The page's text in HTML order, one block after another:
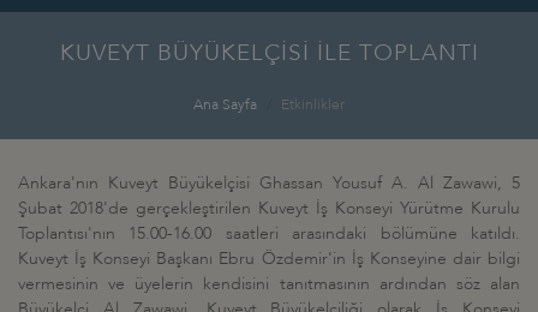
KUVEYT BÜYÜKELÇİSİ İLE TOPLANTI
Ana Sayfa Etkinlikler
Ankara'nın Kuveyt Büyükelçisi Ghassan Yousuf A. Al Zawawi, 5
Şubat 2018'de gerçekleştirilen Kuveyt İş Konseyi Yürütme Kurulu
Toplantısı'nın 15.00-16.00 saatleri arasındaki bölümüne katıldı.
Kuveyt İş Konseyi Başkanı Ebru Özdemir'in İş Konseyine dair bilgi
vermesinin ve üyelerin kendisini tanıtmasının ardından söz alan